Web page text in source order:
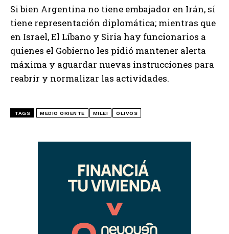
Si bien Argentina no tiene embajador en Irán, sí
tiene representación diplomática; mientras que
en Israel, El Líbano y Siria hay funcionarios a
quienes el Gobierno les pidió mantener alerta
máxima y aguardar nuevas instrucciones para
reabrir y normalizar las actividades.
TAGS MEDIO ORIENTE MILEI OLIVOS